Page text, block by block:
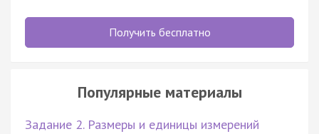
Получить бесплатно
Популярные материалы
Задание 2. Размеры и единицы измерений